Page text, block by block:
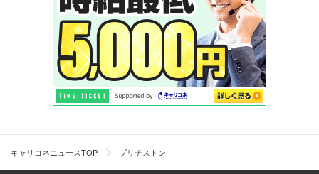
キャリコネニュースTOP ブリヂストン